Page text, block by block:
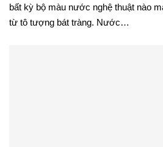
bất kỳ bộ màu nước nghệ thuật nào
từ tô tượng bát tràng. Nước…